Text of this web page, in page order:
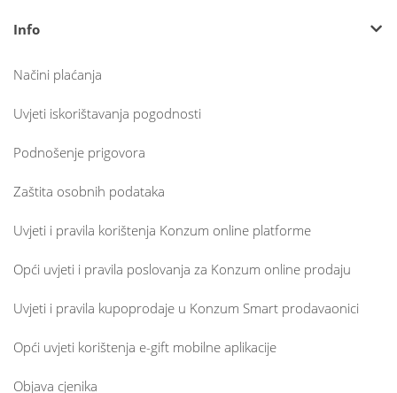
Info
Načini plaćanja
Uvjeti iskorištavanja pogodnosti
Podnošenje prigovora
Zaštita osobnih podataka
Uvjeti i pravila korištenja Konzum online platforme
Opći uvjeti i pravila poslovanja za Konzum online prodaju
Uvjeti i pravila kupoprodaje u Konzum Smart prodavaonici
Opći uvjeti korištenja e-gift mobilne aplikacije
Objava cjenika